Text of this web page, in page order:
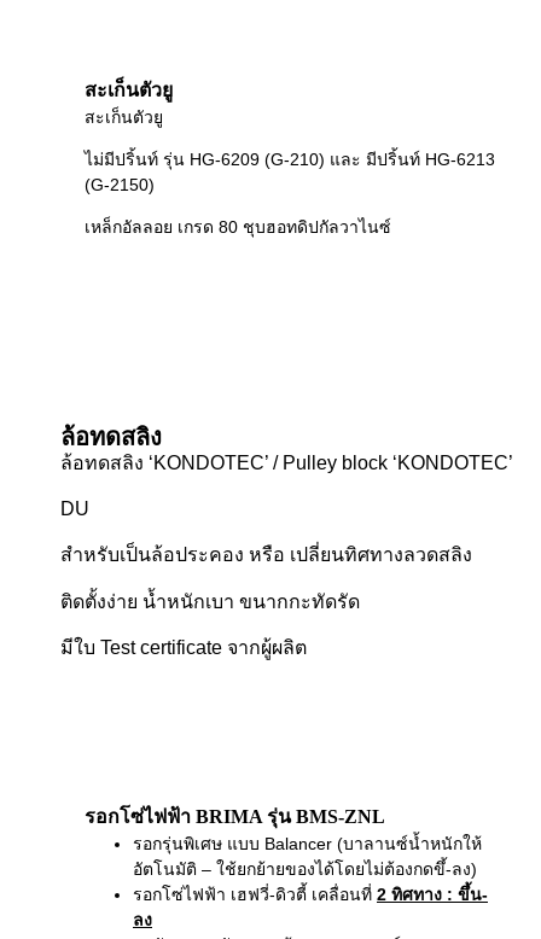
สะเก็นตัวยู
สะเก็นตัวยู
ไม่มีปริ้นท์ รุ่น HG-6209 (G-210) และ มีปริ้นท์ HG-6213
(G-2150)
เหล็กอัลลอย เกรด 80 ชุบฮอทดิปกัลวาไนซ์
ล้อทดสลิง
ล้อทดสลิง ‘KONDOTEC’ / Pulley block ‘KONDOTEC’
DU
สำหรับเป็นล้อประคอง หรือ เปลี่ยนทิศทางลวดสลิง
ติดตั้งง่าย น้ำหนักเบา ขนากกะทัดรัด
มีใบ Test certificate จากผู้ผลิต
รอกโซ่ไฟฟ้า BRIMA รุ่น BMS-ZNL
รอกรุ่นพิเศษ แบบ Balancer (บาลานซ์น้ำหนักให้
อัตโนมัติ – ใช้ยกย้ายของได้โดยไม่ต้องกดขึ้-ลง)
รอกโซ่ไฟฟ้า เฮฟวี่-ดิวตี้ เคลื่อนที่ 2 ทิศทาง : ขึ้น-
ลง